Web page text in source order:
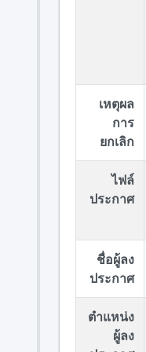
เหตุผล
การ
ยกเลิก
ไฟล์
ประกาศ
ชื่อผู้ลง
ประกาศ
ตำแหน่ง
ผู้ลง